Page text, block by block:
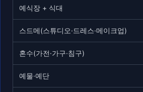
예식장 + 식대
스드메(스튜디오·드레스·메이크업)
혼수(가전·가구·침구)
예물·예단